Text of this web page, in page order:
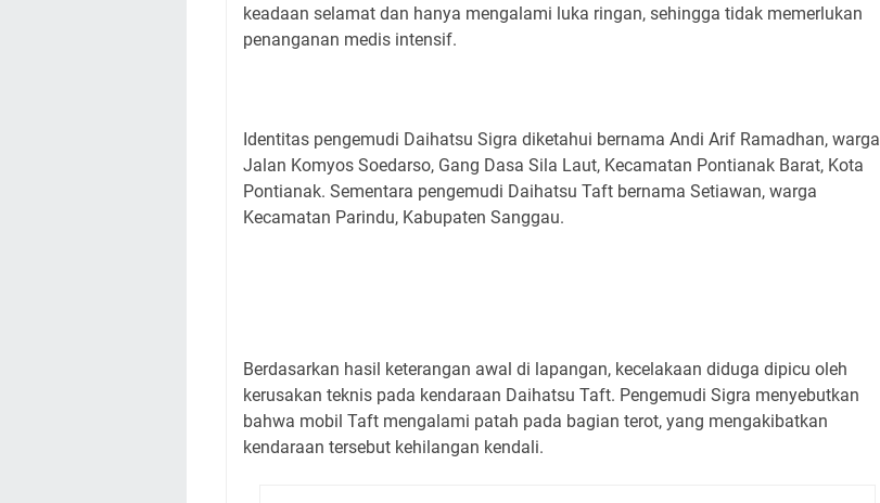
keadaan selamat dan hanya mengalami luka ringan, sehingga tidak memerlukan
penanganan medis intensif.
Identitas pengemudi Daihatsu Sigra diketahui bernama Andi Arif Ramadhan, warga
Jalan Komyos Soedarso, Gang Dasa Sila Laut, Kecamatan Pontianak Barat, Kota
Pontianak. Sementara pengemudi Daihatsu Taft bernama Setiawan, warga
Kecamatan Parindu, Kabupaten Sanggau.
Berdasarkan hasil keterangan awal di lapangan, kecelakaan diduga dipicu oleh
kerusakan teknis pada kendaraan Daihatsu Taft. Pengemudi Sigra menyebutkan
bahwa mobil Taft mengalami patah pada bagian terot, yang mengakibatkan
kendaraan tersebut kehilangan kendali.